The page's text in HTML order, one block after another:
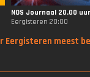
NOS Journaal 20.00 uur
Eergisteren 20:00
Eergisteren meest